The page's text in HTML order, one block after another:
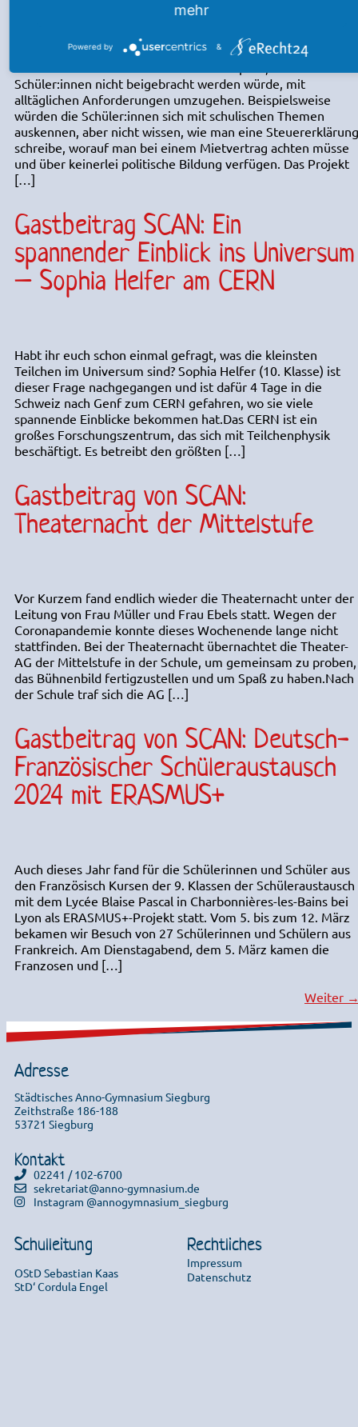
Oft wird das deutsche Schulsystem von Eltern und
Schüler:innen nicht beigebracht werden würde, mit
alltäglichen Anforderungen umzugehen. Beispielsweise
würden die Schüler:innen sich mit schulischen Themen
auskennen, aber nicht wissen, wie man eine Steuererklärung
schreibe, worauf man bei einem Mietvertrag achten müsse
und über keinerlei politische Bildung verfügen. Das Projekt
[…]
Gastbeitrag SCAN: Ein
spannender Einblick ins Universum
– Sophia Helfer am CERN
Habt ihr euch schon einmal gefragt, was die kleinsten
Teilchen im Universum sind? Sophia Helfer (10. Klasse) ist
dieser Frage nachgegangen und ist dafür 4 Tage in die
Schweiz nach Genf zum CERN gefahren, wo sie viele
spannende Einblicke bekommen hat.Das CERN ist ein
großes Forschungszentrum, das sich mit Teilchenphysik
beschäftigt. Es betreibt den größten […]
Gastbeitrag von SCAN:
Theaternacht der Mittelstufe
Vor Kurzem fand endlich wieder die Theaternacht unter der
Leitung von Frau Müller und Frau Ebels statt. Wegen der
Coronapandemie konnte dieses Wochenende lange nicht
stattfinden. Bei der Theaternacht übernachtet die Theater-
AG der Mittelstufe in der Schule, um gemeinsam zu proben,
das Bühnenbild fertigzustellen und um Spaß zu haben.Nach
der Schule traf sich die AG […]
Gastbeitrag von SCAN: Deutsch-
Französischer Schüleraustausch
2024 mit ERASMUS+
Auch dieses Jahr fand für die Schülerinnen und Schüler aus
den Französisch Kursen der 9. Klassen der Schüleraustausch
mit dem Lycée Blaise Pascal in Charbonnières-les-Bains bei
Lyon als ERASMUS+-Projekt statt. Vom 5. bis zum 12. März
bekamen wir Besuch von 27 Schülerinnen und Schülern aus
Frankreich. Am Dienstagabend, dem 5. März kamen die
Franzosen und […]
Weiter
Adresse
Städtisches Anno-Gymnasium Siegburg
Zeithstraße 186-188
53721 Siegburg
Kontakt
02241 / 102-6700
sekretariat@anno-gymnasium.de
Instagram @annogymnasium_siegburg
Schulleitung
OStD Sebastian Kaas
StD‘ Cordula Engel
Rechtliches
Impressum
Datenschutz
mehr
Powered by &